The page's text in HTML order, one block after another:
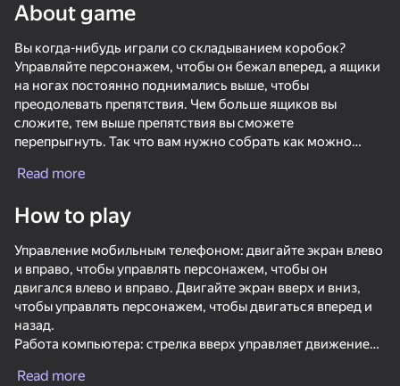
68
34
44
About game
Вы когда-нибудь играли со складыванием коробок?
Управляйте персонажем, чтобы он бежал вперед, а ящики
на ногах постоянно поднимались выше, чтобы
преодолевать препятствия. Чем больше ящиков вы
сложите, тем выше препятствия вы сможете
перепрыгнуть. Так что вам нужно собрать как можно
Приходите и попробуйте! Это точно вас удивит!
Read more
How to play
Управление мобильным телефоном: двигайте экран влево
и вправо, чтобы управлять персонажем, чтобы он
двигался влево и вправо. Двигайте экран вверх и вниз,
чтобы управлять персонажем, чтобы двигаться вперед и
назад.
Работа компьютера: стрелка вверх управляет движением
персонажа назад, стрелка влево управляет движением
Read more